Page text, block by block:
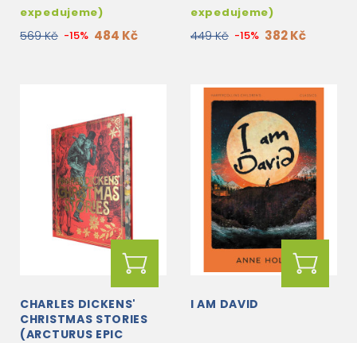
expedujeme)
569 Kč -15% 484 Kč
expedujeme)
449 Kč -15% 382 Kč
CHARLES DICKENS'
CHRISTMAS STORIES
(ARCTURUS EPIC
I AM DAVID